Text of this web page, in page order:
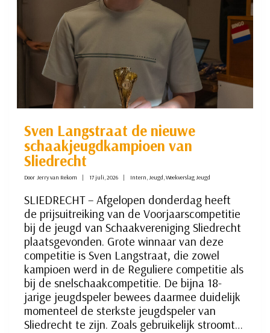
Sven Langstraat de nieuwe
schaakjeugdkampioen van
Sliedrecht
Door Jerry van Rekom 17 juli, 2026 Intern,Jeugd,Weekverslag Jeugd
SLIEDRECHT – Afgelopen donderdag heeft
de prijsuitreiking van de Voorjaarscompetitie
bij de jeugd van Schaakvereniging Sliedrecht
plaatsgevonden. Grote winnaar van deze
competitie is Sven Langstraat, die zowel
kampioen werd in de Reguliere competitie als
bij de snelschaakcompetitie. De bijna 18-
jarige jeugdspeler bewees daarmee duidelijk
momenteel de sterkste jeugdspeler van
Sliedrecht te zijn. Zoals gebruikelijk stroomt…